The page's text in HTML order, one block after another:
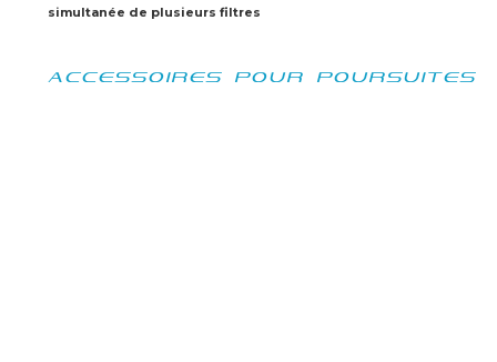
simultanée de plusieurs filtres
ACCESSOIRES POUR POURSUITES